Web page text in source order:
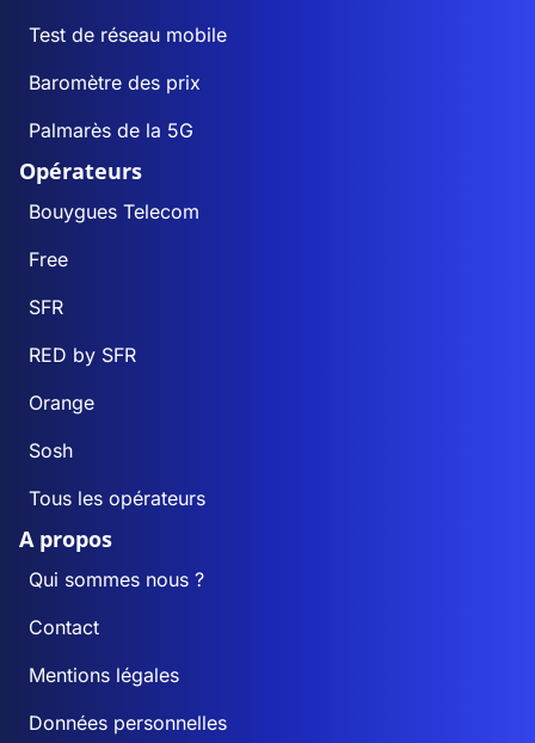
Test de réseau mobile
Baromètre des prix
Palmarès de la 5G
Opérateurs
Bouygues Telecom
Free
SFR
RED by SFR
Orange
Sosh
Tous les opérateurs
A propos
Qui sommes nous ?
Contact
Mentions légales
Données personnelles